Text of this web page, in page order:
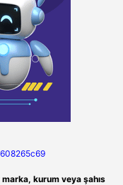
kurum veya şahıs